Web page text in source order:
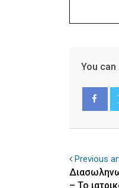
You
Previous
– Το